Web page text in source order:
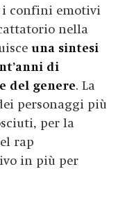
i confini emotivi
nella
una sintesi
di
del genere. La
personaggi più
per la
rap
in più per